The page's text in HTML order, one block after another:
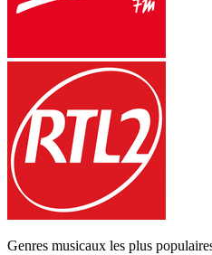
Genres musicaux les plus